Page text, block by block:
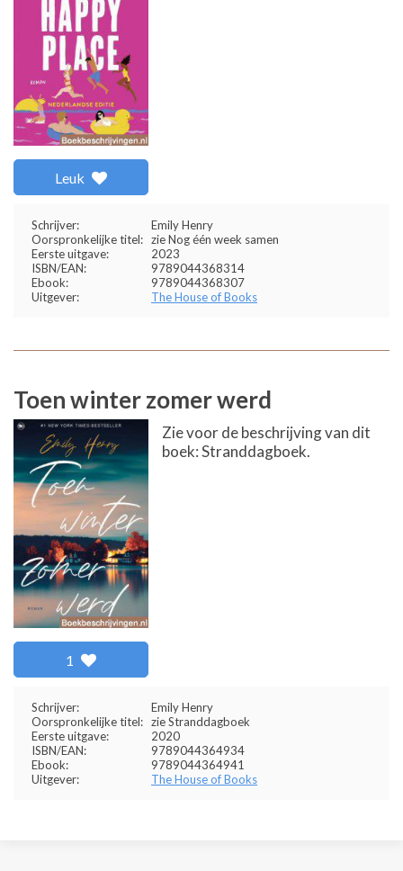
Leuk
Schrijver:
Emily Henry
Oorspronkelijke titel: zie Nog één week samen
Eerste uitgave:
2023
ISBN/EAN:
9789044368314
Ebook:
9789044368307
Uitgever:
The House of Books
Toen winter zomer werd
1
Zie voor de beschrijving van dit
boek: Stranddagboek.
Schrijver:
Emily Henry
Oorspronkelijke titel: zie Stranddagboek
Eerste uitgave:
2020
ISBN/EAN:
9789044364934
Ebook:
9789044364941
Uitgever:
The House of Books